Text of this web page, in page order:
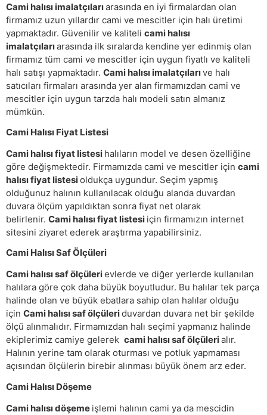
Cami halısı imalatçılarıarasında en iyi firmalardan olan
firmamız uzun yıllardır cami ve mescitler için halı üretimi
yapmaktadır. Güvenilir ve kaliteli cami halısı
imalatçılarıarasında ilk sıralarda kendine yer edinmiş olan
firmamız tüm cami ve mescitler için uygun fiyatlı ve kaliteli
halı satışı yapmaktadır. Cami halısı imalatçılarıve halı
satıcıları firmaları arasında yer alan firmamızdan cami ve
mescitler için uygun tarzda halı modeli satın almanız
mümkün.
Cami Halısı Fiyat Listesi
Cami halısı fiyat listesi halıların model ve desen özelliğine
göre değişmektedir. Firmamızda cami ve mescitler için cami
halısı fiyat listesioldukça uygundur. Seçim yapmış
olduğunuz halının kullanılacak olduğu alanda duvardan
duvara ölçüm yapıldıktan sonra fiyat net olarak
belirlenir. Cami halısı fiyat listesi için firmamızın internet
sitesini ziyaret ederek araştırma yapabilirsiniz.
Cami Halısı Saf Ölçüleri
Cami halısı saf ölçülerievlerde ve diğer yerlerde kullanılan
halılara göre çok daha büyük boyutludur. Bu halılar tek parça
halinde olan ve büyük ebatlara sahip olan halılar olduğu
için Cami halısı saf ölçüleriduvardan duvara net bir şekilde
ölçü alınmalıdır. Firmamızdan halı seçimi yapmanız halinde
ekiplerimiz camiye gelerek cami halısı saf ölçülerialır.
Halının yerine tam olarak oturması ve potluk yapmaması
açısından ölçülerin birebir alınması büyük önem arz eder.
Cami Halısı Döşeme
Cami halısı döşeme işlemi halının cami ya da mescidin